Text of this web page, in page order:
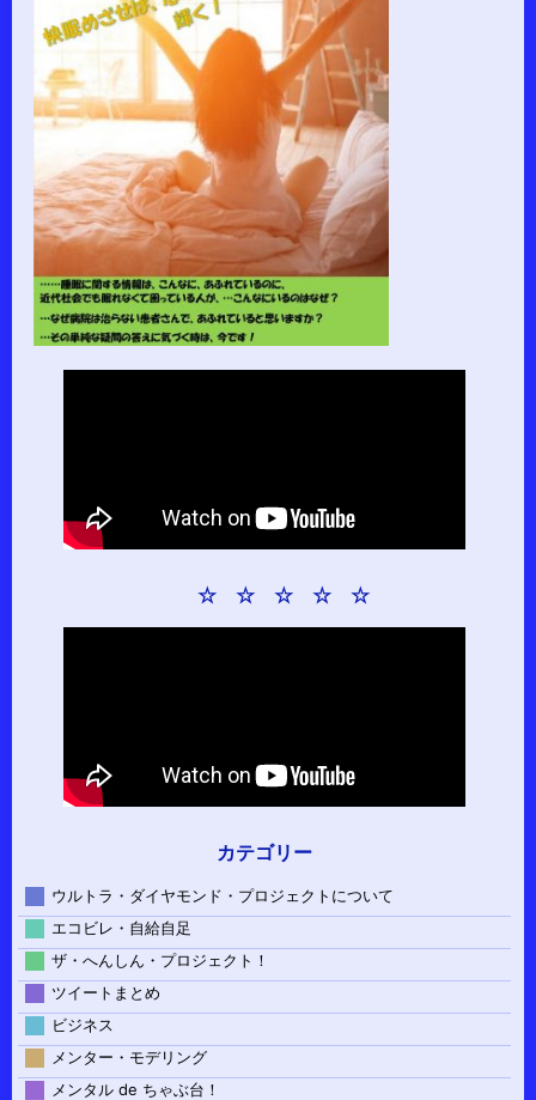
☆ ☆ ☆ ☆ ☆
カテゴリー
ウルトラ・ダイヤモンド・プロジェクトについて
エコビレ・自給自足
ザ・へんしん・プロジェクト！
ツイートまとめ
ビジネス
メンター・モデリング
メンタル de ちゃぶ台！